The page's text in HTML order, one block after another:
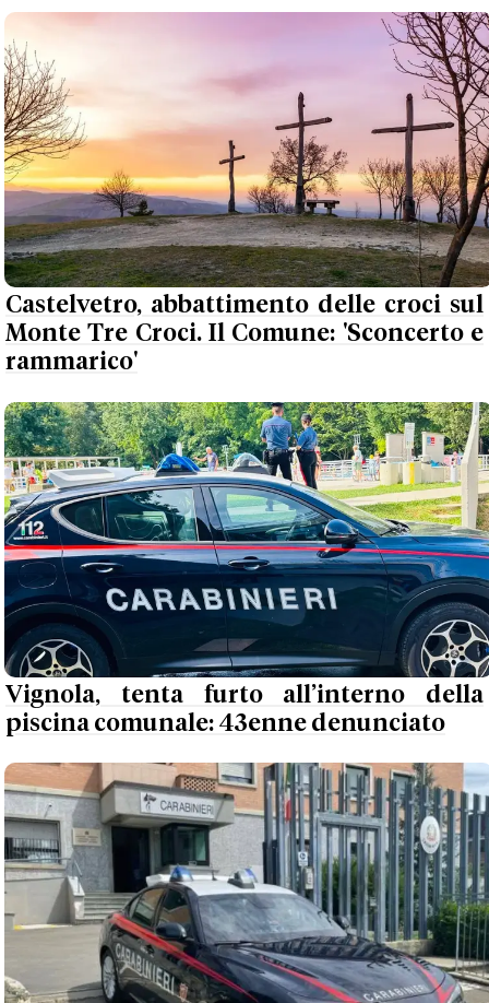
Castelvetro, abbattimento delle croci sul
Monte Tre Croci. Il Comune: 'Sconcerto e
rammarico'
Vignola, tenta furto all’interno della
piscina comunale: 43enne denunciato